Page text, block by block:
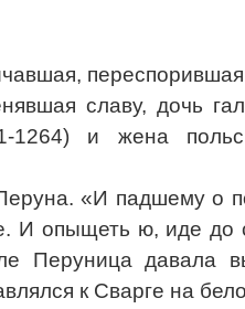
славу, дочь
1264) и жена
«И падшему о
И опыщеть ю, иде до
Перуница давала
к Сварге на